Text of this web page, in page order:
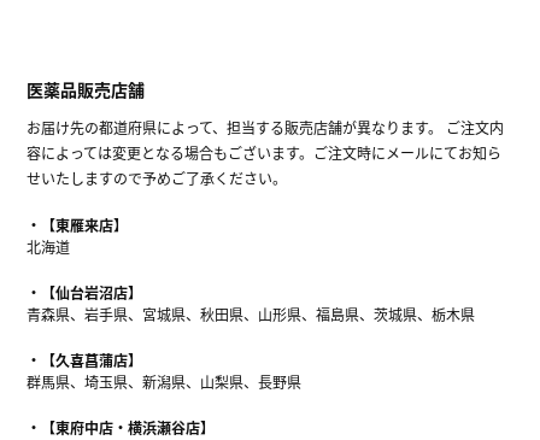
医薬品販売店舗
お届け先の都道府県によって、担当する販売店舗が異なります。 ご注文内
容によっては変更となる場合もございます。ご注文時にメールにてお知ら
せいたしますので予めご了承ください。
【東雁来店】
北海道
【仙台岩沼店】
青森県、岩手県、宮城県、秋田県、山形県、福島県、茨城県、栃木県
【久喜菖蒲店】
群馬県、埼玉県、新潟県、山梨県、長野県
【東府中店・横浜瀬谷店】